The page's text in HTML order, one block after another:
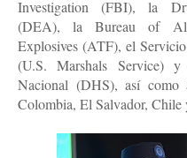
Investigation (FBI), la
(DEA), la Bureau of
Explosives (ATF), el
(U.S. Marshals Service)
Nacional (DHS), así como
Colombia, El Salvador, Chile